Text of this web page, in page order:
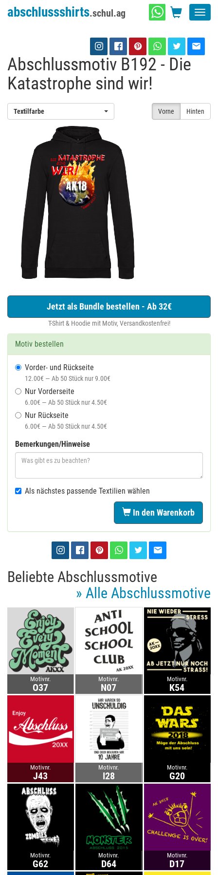
abschlussshirts.schul.ag
Abschlussmotiv B192 - Die
Katastrophe sind wir!
Vorne Hinten
Textilfarbe
Jetzt als Bundle bestellen - Ab 32€
T-Shirt & Hoodie mit Motiv, Versandkostenfrei!
Motiv bestellen
Vorder- und Rückseite
12.00€ — Ab 50 Stück nur 9.00€
Nur Vorderseite
6.00€ — Ab 50 Stück nur 4.50€
Nur Rückseite
6.00€ — Ab 50 Stück nur 4.50€
Bemerkungen/Hinweise
Als nächstes passende Textilien wählen
In den Warenkorb
Beliebte Abschlussmotive
» Alle Abschlussmotive
Motivnr.
O37
Motivnr.
N07
Motivnr.
K54
Motivnr.
J43
Motivnr.
I28
Motivnr.
G20
Motivnr.
G62
Motivnr.
D64
Motivnr.
D17